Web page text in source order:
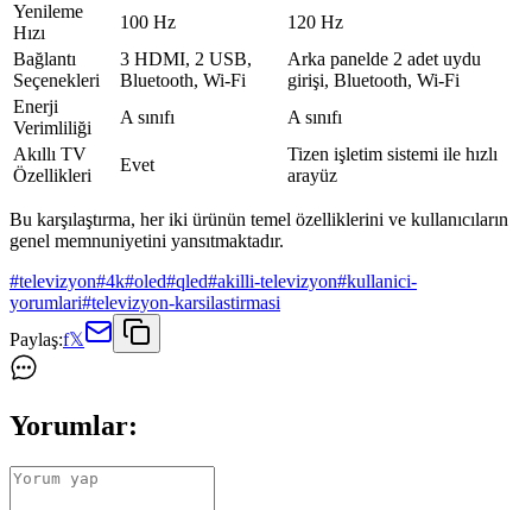
Yenileme
Hızı
100 Hz
120 Hz
Bağlantı
Seçenekleri
3 HDMI, 2 USB,
Bluetooth, Wi-Fi
Arka panelde 2 adet uydu
girişi, Bluetooth, Wi-Fi
Enerji
Verimliliği
A sınıfı
A sınıfı
Akıllı TV
Özellikleri
Evet
Tizen işletim sistemi ile hızlı
arayüz
Bu karşılaştırma, her iki ürünün temel özelliklerini ve kullanıcıların
genel memnuniyetini yansıtmaktadır.
#televizyon#4k#oled#qled#akilli-televizyon#kullanici-
yorumlari#televizyon-karsilastirmasi
Paylaş:f𝕏
Yorumlar: